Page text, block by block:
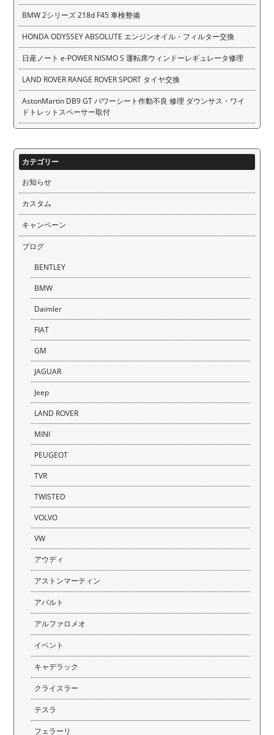
BMW 2シリーズ 218d F45 車検整備
HONDA ODYSSEY ABSOLUTE エンジンオイル・フィルター交換
日産ノート e-POWER NISMO S 運転席ウィンドーレギュレータ修理
LAND ROVER RANGE ROVER SPORT タイヤ交換
AstonMartin DB9 GT パワーシート作動不良 修理 ダウンサス・ワイ
ドトレットスペーサー取付
カテゴリー
お知らせ
カスタム
キャンペーン
ブログ
BENTLEY
BMW
Daimler
FIAT
GM
JAGUAR
Jeep
LAND ROVER
MINI
PEUGEOT
TVR
TWISTED
VOLVO
VW
アウディ
アストンマーティン
アバルト
アルファロメオ
イベント
キャデラック
クライスラー
テスラ
フェラーリ